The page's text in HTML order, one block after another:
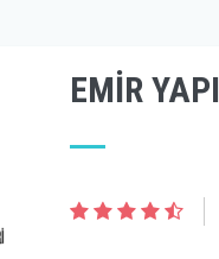
EMIR YAPI